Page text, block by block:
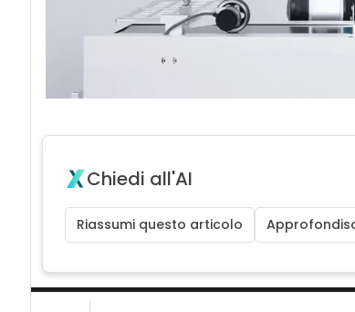
Chiedi all'AI
Riassumi questo articolo